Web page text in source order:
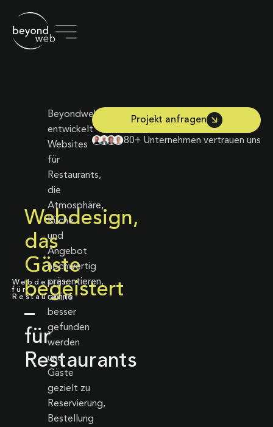
Webdesign
für
Restaurants
Webdesign,
das
Gäste
begeistert
–
für
Restaurants
Beyondweb
entwickelt
Websites
für
Restaurants,
die
Atmosphäre,
Küche
und
Angebot
hochwertig
präsentieren,
online
besser
gefunden
werden
und
Gäste
gezielt zu
Reservierung,
Bestellung
Projekt anfragen
80+ Unternehmen vertrauen uns